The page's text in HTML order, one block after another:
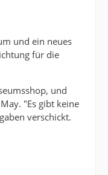
und ein neues
für die
und
"Es gibt keine
verschickt.